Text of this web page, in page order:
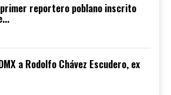
reportero poblano inscrito
a Rodolfo Chávez Escudero, ex